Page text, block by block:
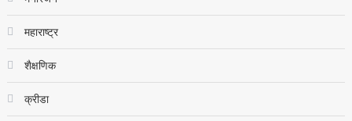
महाराष्ट्र
शैक्षणिक
क्रीडा